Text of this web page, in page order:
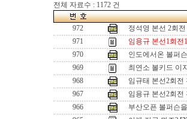
전체 자료수 : 1172 건
972
정석영 본선 2회
971
임용규 본선1회전
970
인도에서온 볼퍼
969
최연소 볼키드 이
968
임규태 본선2회전
967
임용규 본선2회전
966
부산오픈 볼퍼슨